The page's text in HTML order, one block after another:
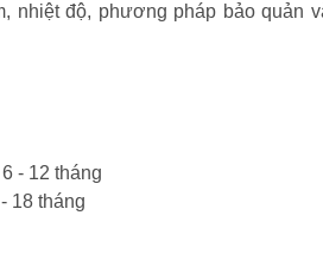
nhiệt độ, phương pháp bảo quản
- 12 tháng
18 tháng